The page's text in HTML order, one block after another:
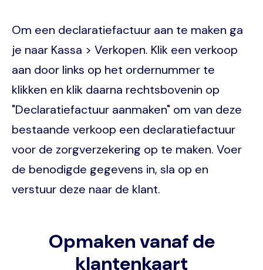
Om een declaratiefactuur aan te maken ga
je naar Kassa > Verkopen. Klik een verkoop
aan door links op het ordernummer te
klikken en klik daarna rechtsbovenin op
"Declaratiefactuur aanmaken" om van deze
bestaande verkoop een declaratiefactuur
voor de zorgverzekering op te maken. Voer
de benodigde gegevens in, sla op en
verstuur deze naar de klant.
Opmaken vanaf de
klantenkaart